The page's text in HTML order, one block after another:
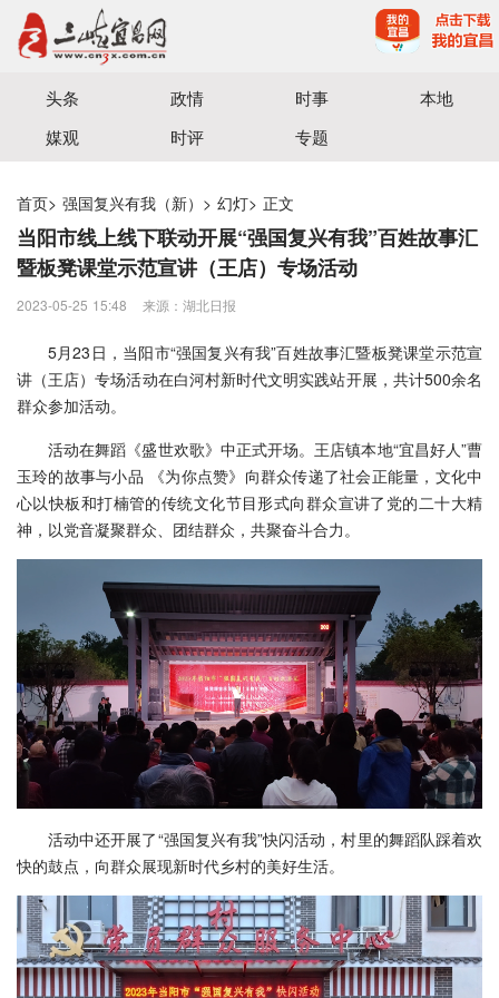
宜昌三峡融媒体中心主办
头条 政情 时事
本地
媒观
时评 专题
首页> 强国复兴有我（新） > 幻灯> 正文
当阳市线上线下联动开展“强国复兴有我”百姓故事汇
暨板凳课堂示范宣讲（王店）专场活动
2023-05-25 15:48 来源：湖北日报
5月23日，当阳市“强国复兴有我”百姓故事汇暨板凳课堂示范宣
讲（王店）专场活动在白河村新时代文明实践站开展，共计500余名
群众参加活动。
活动在舞蹈《盛世欢歌》中正式开场。王店镇本地“宜昌好人”曹
玉玲的故事与小品 《为你点赞》向群众传递了社会正能量，文化中
心以快板和打楠管的传统文化节目形式向群众宣讲了党的二十大精
神，以党音凝聚群众、团结群众，共聚奋斗合力。
活动中还开展了“强国复兴有我”快闪活动，村里的舞蹈队踩着欢
快的鼓点，向群众展现新时代乡村的美好生活。